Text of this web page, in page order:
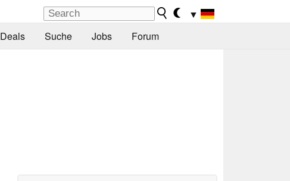
▼
Deals Suche Jobs Forum